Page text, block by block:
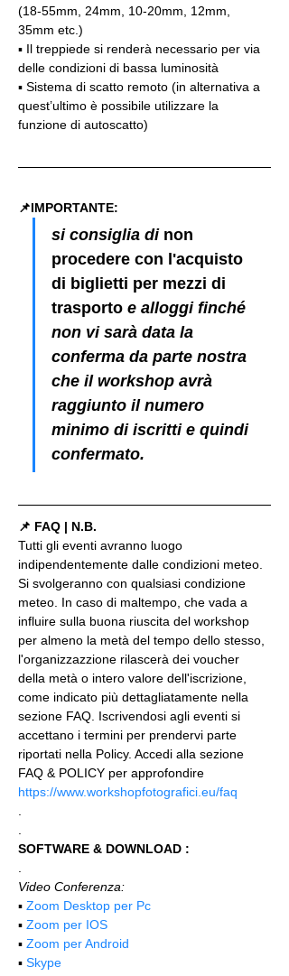
(18-55mm, 24mm, 10-20mm, 12mm,
35mm etc.)
▪️ Il treppiede si renderà necessario per via
delle condizioni di bassa luminosità
▪️ Sistema di scatto remoto (in alternativa a
quest’ultimo è possibile utilizzare la
funzione di autoscatto)
📌IMPORTANTE:
si consiglia di non
procedere con l'acquisto
di biglietti per mezzi di
trasporto e alloggi finché
non vi sarà data la
conferma da parte nostra
che il workshop avrà
raggiunto il numero
minimo di iscritti e quindi
confermato.
📌 FAQ | N.B.
Tutti gli eventi avranno luogo
indipendentemente dalle condizioni meteo.
Si svolgeranno con qualsiasi condizione
meteo. In caso di maltempo, che vada a
influire sulla buona riuscita del workshop
per almeno la metà del tempo dello stesso,
l'organizzazzione rilascerà dei voucher
della metà o intero valore dell'iscrizione,
come indicato più dettagliatamente nella
sezione FAQ. Iscrivendosi agli eventi si
accettano i termini per prendervi parte
riportati nella Policy. Accedi alla sezione
FAQ & POLICY per approfondire
https://www.workshopfotografici.eu/faq
SOFTWARE & DOWNLOAD :
Video Conferenza:
▪️ Zoom Desktop per Pc
▪️ Zoom per IOS
▪️ Zoom per Android
▪️ Skype